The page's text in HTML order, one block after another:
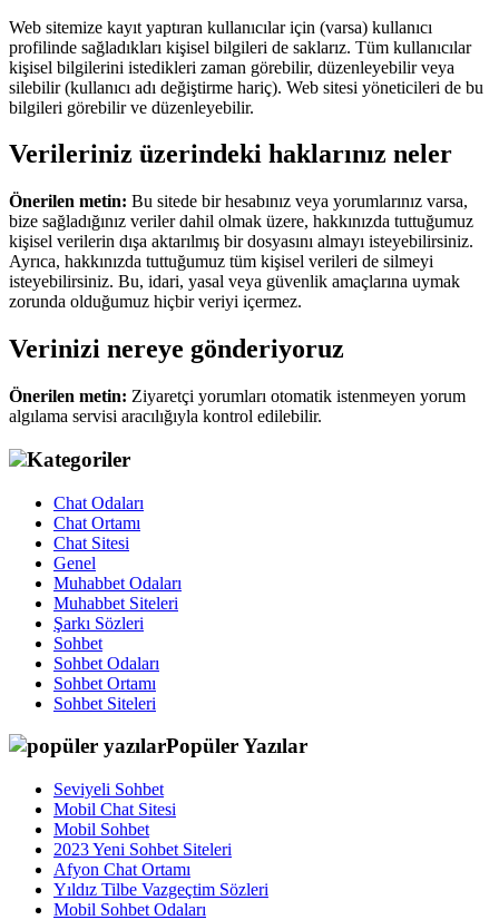
Web sitemize kayıt yaptıran kullanıcılar için (varsa) kullanıcı
profilinde sağladıkları kişisel bilgileri de saklarız. Tüm kullanıcılar
kişisel bilgilerini istedikleri zaman görebilir, düzenleyebilir veya
silebilir (kullanıcı adı değiştirme hariç). Web sitesi yöneticileri de bu
bilgileri görebilir ve düzenleyebilir.
Verileriniz üzerindeki haklarınız neler
Önerilen metin: Bu sitede bir hesabınız veya yorumlarınız varsa,
bize sağladığınız veriler dahil olmak üzere, hakkınızda tuttuğumuz
kişisel verilerin dışa aktarılmış bir dosyasını almayı isteyebilirsiniz.
Ayrıca, hakkınızda tuttuğumuz tüm kişisel verileri de silmeyi
isteyebilirsiniz. Bu, idari, yasal veya güvenlik amaçlarına uymak
zorunda olduğumuz hiçbir veriyi içermez.
Verinizi nereye gönderiyoruz
Önerilen metin: Ziyaretçi yorumları otomatik istenmeyen yorum
algılama servisi aracılığıyla kontrol edilebilir.
Kategoriler
Chat Odaları
Chat Ortamı
Chat Sitesi
Genel
Muhabbet Odaları
Muhabbet Siteleri
Şarkı Sözleri
Sohbet
Sohbet Odaları
Sohbet Ortamı
Sohbet Siteleri
Popüler Yazılar
Seviyeli Sohbet
Mobil Chat Sitesi
Mobil Sohbet
2023 Yeni Sohbet Siteleri
Afyon Chat Ortamı
Yıldız Tilbe Vazgeçtim Sözleri
Mobil Sohbet Odaları